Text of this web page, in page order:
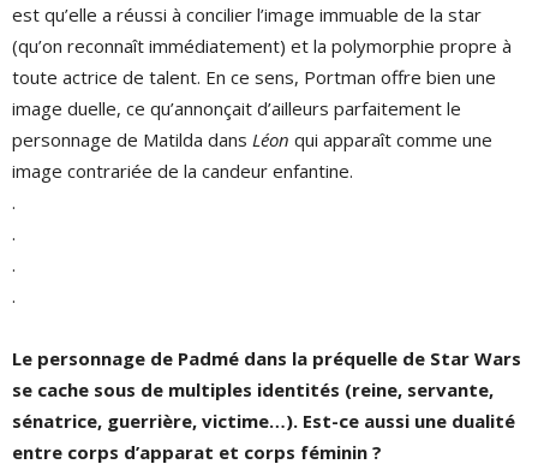
est qu’elle a réussi à concilier l’image immuable de la star
(qu’on reconnaît immédiatement) et la polymorphie propre à
toute actrice de talent. En ce sens, Portman offre bien une
image duelle, ce qu’annonçait d’ailleurs parfaitement le
personnage de Matilda dans Léon qui apparaît comme une
image contrariée de la candeur enfantine.
.
.
.
.
Le personnage de Padmé dans la préquelle de Star Wars
se cache sous de multiples identités (reine, servante,
sénatrice, guerrière, victime…). Est-ce aussi une dualité
entre corps d’apparat et corps féminin ?